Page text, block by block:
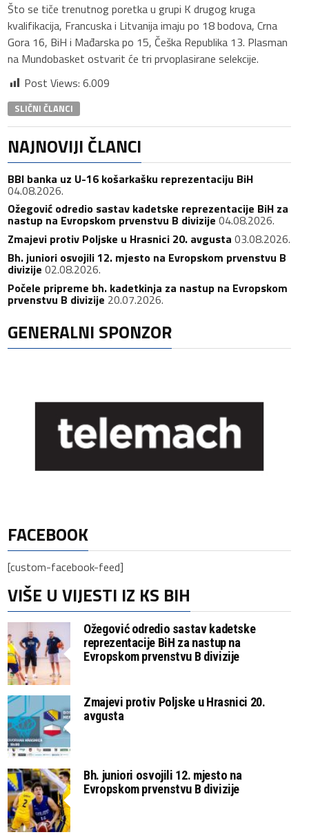
Što se tiče trenutnog poretka u grupi K drugog kruga
kvalifikacija, Francuska i Litvanija imaju po 18 bodova, Crna
Gora 16, BiH i Mađarska po 15, Češka Republika 13. Plasman
na Mundobasket ostvarit će tri prvoplasirane selekcije.
Post Views: 6.009
SLIČNI ČLANCI
NAJNOVIJI ČLANCI
BBI banka uz U-16 košarkašku reprezentaciju BiH
04.08.2026.
Ožegović odredio sastav kadetske reprezentacije BiH za
nastup na Evropskom prvenstvu B divizije 04.08.2026.
Zmajevi protiv Poljske u Hrasnici 20. avgusta 03.08.2026.
Bh. juniori osvojili 12. mjesto na Evropskom prvenstvu B
divizije 02.08.2026.
Počele pripreme bh. kadetkinja za nastup na Evropskom
prvenstvu B divizije 20.07.2026.
GENERALNI SPONZOR
FACEBOOK
[custom-facebook-feed]
VIŠE U VIJESTI IZ KS BIH
Ožegović odredio sastav kadetske
reprezentacije BiH za nastup na
Evropskom prvenstvu B divizije
Zmajevi protiv Poljske u Hrasnici 20.
avgusta
Bh. juniori osvojili 12. mjesto na
Evropskom prvenstvu B divizije